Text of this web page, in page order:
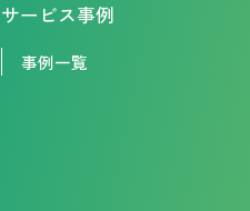
サービス事例
事例一覧